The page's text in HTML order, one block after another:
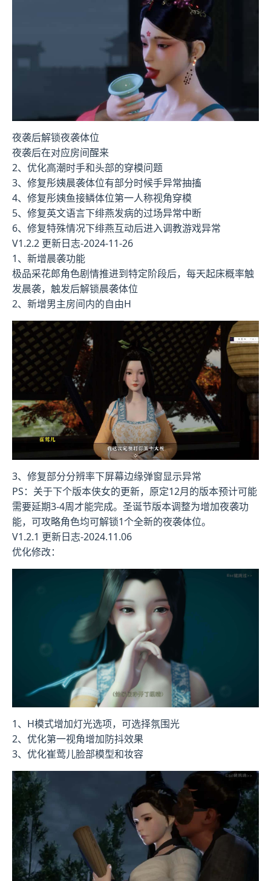
夜袭后解锁夜袭体位
夜袭后在对应房间醒来
2、优化高潮时手和头部的穿模问题
3、修复彤姨晨袭体位有部分时候手异常抽搐
4、修复彤姨鱼接鳞体位第一人称视角穿模
5、修复英文语言下绯燕发病的过场异常中断
6、修复特殊情况下绯燕互动后进入调教游戏异常
V1.2.2 更新日志-2024-11-26
1、新增晨袭功能
极品采花郎角色剧情推进到特定阶段后，每天起床概率触
发晨袭，触发后解锁晨袭体位
2、新增男主房间内的自由H
3、修复部分分辨率下屏幕边缘弹窗显示异常
PS：关于下个版本侠女的更新，原定12月的版本预计可能
需要延期3-4周才能完成。圣诞节版本调整为增加夜袭功
能，可攻略角色均可解锁1个全新的夜袭体位。
V1.2.1 更新日志-2024.11.06
优化修改：
1、H模式增加灯光选项，可选择氛围光
2、优化第一视角增加防抖效果
3、优化崔莺儿脸部模型和妆容